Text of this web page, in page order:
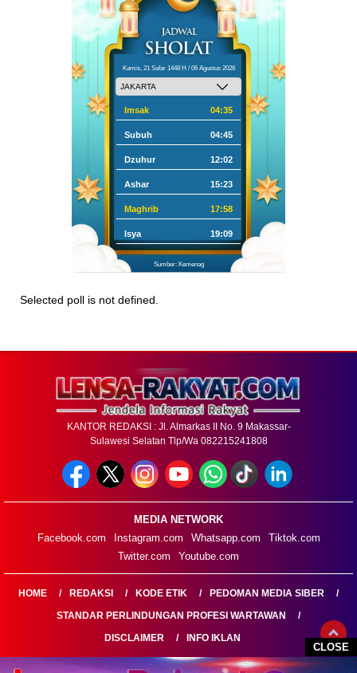
CLOSE
Kamis, 21 Safar 1448 H / 06 Agustus 2026
Imsak 04:35
Subuh 04:45
Dzuhur 12:02
Ashar 15:23
Maghrib 17:58
Isya 19:09
Sumber: Kemenag
Selected poll is not defined.
KANTOR REDAKSI : Jl. Almarkas II No. 9 Makassar-
Sulawesi Selatan Tlp/Wa 082215241808
MEDIA NETWORK
Facebook.com
Instagram.com Whatsapp.com
Tiktok.com
Twitter.com
Youtube.com
HOME REDAKSI KODE ETIK
PEDOMAN MEDIA SIBER
STANDAR PERLINDUNGAN PROFESI WARTAWAN
DISCLAIMER
INFO IKLAN
LENSARAKYAT.COM@2026